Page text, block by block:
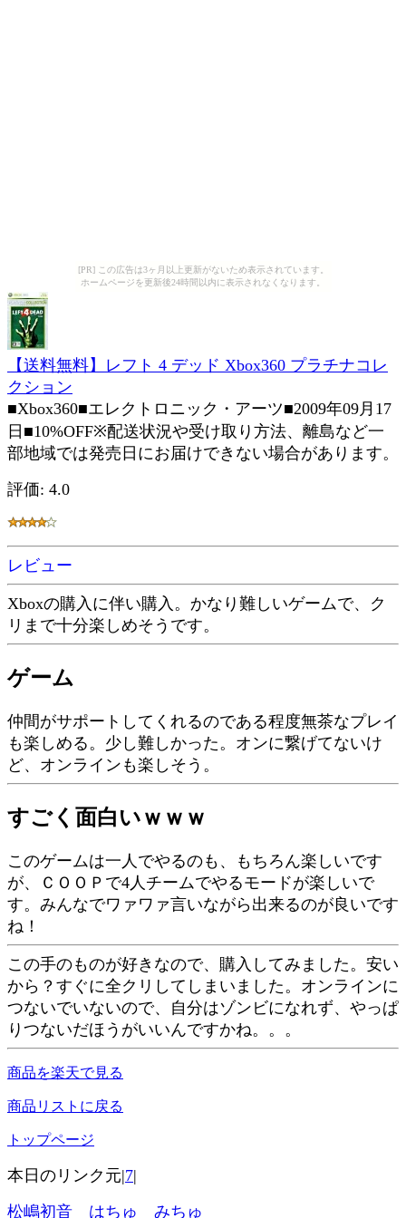
[PR] この広告は3ヶ月以上更新がないため表示されています。
ホームページを更新後24時間以内に表示されなくなります。
【送料無料】レフト 4 デッド Xbox360 プラチナコレ
クション
■Xbox360■エレクトロニック・アーツ■2009年09月17
日■10%OFF※配送状況や受け取り方法、離島など一
部地域では発売日にお届けできない場合があります。
評価: 4.0
レビュー
Xboxの購入に伴い購入。かなり難しいゲームで、ク
リまで十分楽しめそうです。
ゲーム
仲間がサポートしてくれるのである程度無茶なプレイ
も楽しめる。少し難しかった。オンに繋げてないけ
ど、オンラインも楽しそう。
すごく面白いｗｗｗ
このゲームは一人でやるのも、もちろん楽しいです
が、ＣＯＯＰで4人チームでやるモードが楽しいで
す。みんなでワァワァ言いながら出来るのが良いです
ね！
この手のものが好きなので、購入してみました。安い
から？すぐに全クリしてしまいました。オンラインに
つないでいないので、自分はゾンビになれず、やっぱ
りつないだほうがいいんですかね。。。
商品を楽天で見る
商品リストに戻る
トップページ
本日のリンク元|7|
松嶋初音 はちゅ みちゅ